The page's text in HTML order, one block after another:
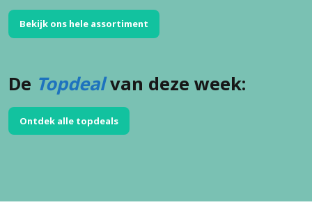
Bekijk ons hele assortiment
De Topdealvan deze week:
Ontdek alle topdeals